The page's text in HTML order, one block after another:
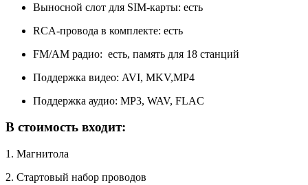
Выносной слот для SIM-карты: есть
RCA-провода в комплекте: есть
FM/АM радио: есть, память для 18 станций
Поддержка видео: AVI, MKV,MP4
Поддержка аудио: MP3, WAV, FLAC
В стоимость входит:
1. Магнитола
2. Стартовый набор проводов